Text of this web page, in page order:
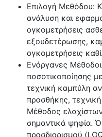
Επιλογή Μεθόδου:
ανάλυση και
ογκομετρήσεις
εξουδετέρωσης,
ογκομετρήσεις
Ενόργανες
ποσοτικοποίησης
τεχνική καμπύλη
προσθήκης,
Μέθοδος
σημαντικά ψηφία.
προσδιορισμού